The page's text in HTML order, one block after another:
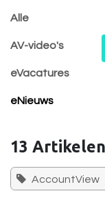
Alle
AV-video's
eVacatures
eNieuws
13 Artikelen
AccountView